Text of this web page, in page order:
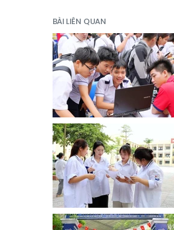
BÀI LIÊN QUAN